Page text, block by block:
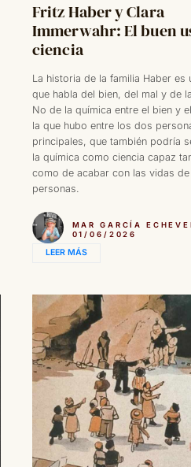
Fritz Haber y Clara
Immerwahr: El buen
ciencia
La historia de la familia Haber es
que habla del bien, del mal y de
No de la química entre el bien y
la que hubo entre los dos
principales, que también podría
la química como ciencia capaz
como de acabar con las vidas
personas.
MAR GARCÍA
01/06/2026
LEER MÁS